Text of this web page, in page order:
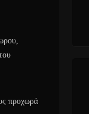
προχωρά